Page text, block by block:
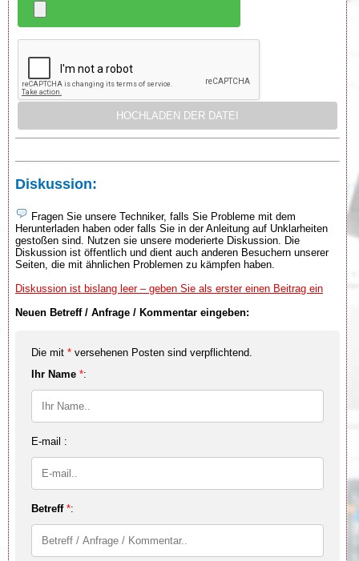
Diskussion:
Fragen Sie unsere Techniker, falls Sie Probleme mit dem
Herunterladen haben oder falls Sie in der Anleitung auf Unklarheiten
gestoßen sind. Nutzen sie unsere moderierte Diskussion. Die
Diskussion ist öffentlich und dient auch anderen Besuchern unserer
Seiten, die mit ähnlichen Problemen zu kämpfen haben.
Diskussion ist bislang leer – geben Sie als erster einen Beitrag ein
Neuen Betreff / Anfrage / Kommentar eingeben:
Die mit * versehenen Posten sind verpflichtend.
Ihr Name *:
E-mail :
Betreff *: